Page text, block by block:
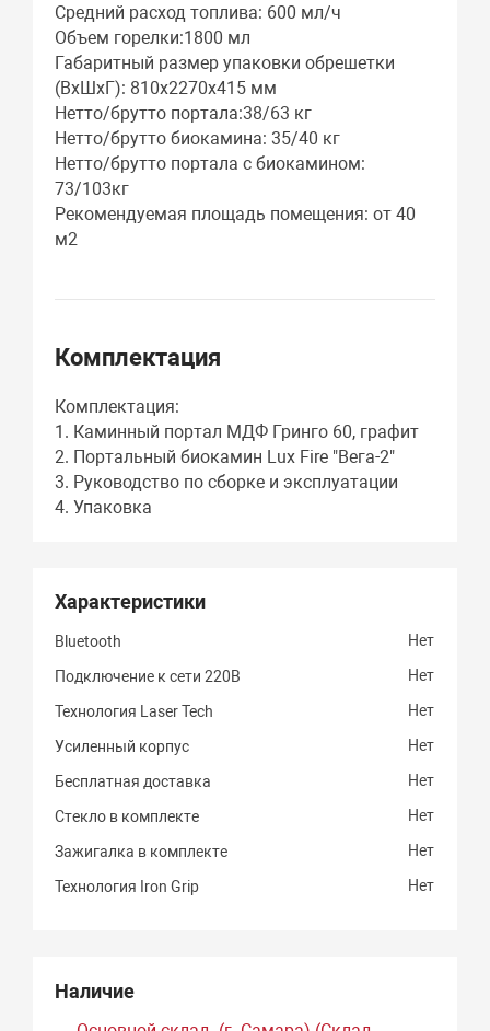
Средний расход топлива: 600 мл/ч
Объем горелки:1800 мл
Габаритный размер упаковки обрешетки
(ВхШхГ): 810х2270х415 мм
Нетто/брутто портала:38/63 кг
Нетто/брутто биокамина: 35/40 кг
Нетто/брутто портала с биокамином:
73/103кг
Рекомендуемая площадь помещения: от 40
м2
Комплектация
Комплектация:
1. Каминный портал МДФ Гринго 60, графит
2. Портальный биокамин Lux Fire "Вега-2"
3. Руководство по сборке и эксплуатации
4. Упаковка
Характеристики
Bluetooth Нет
Подключение к сети 220В Нет
Технология Laser Tech Нет
Усиленный корпус Нет
Бесплатная доставка Нет
Стекло в комплекте Нет
Зажигалка в комплекте Нет
Технология Iron Grip Нет
Наличие